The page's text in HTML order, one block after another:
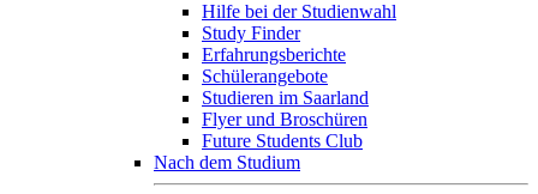
Hilfe bei der Studienwahl
Study Finder
Erfahrungsberichte
Schülerangebote
Studieren im Saarland
Flyer und Broschüren
Future Students Club
Nach dem Studium